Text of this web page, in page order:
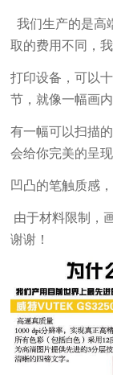
我们生产的是高
取的费用不同，
打印设备，可以
节，就像一幅画
有一幅可以扫描
会给你完美的呈
凹凸的笔触质感
由于材料限制，
谢谢！